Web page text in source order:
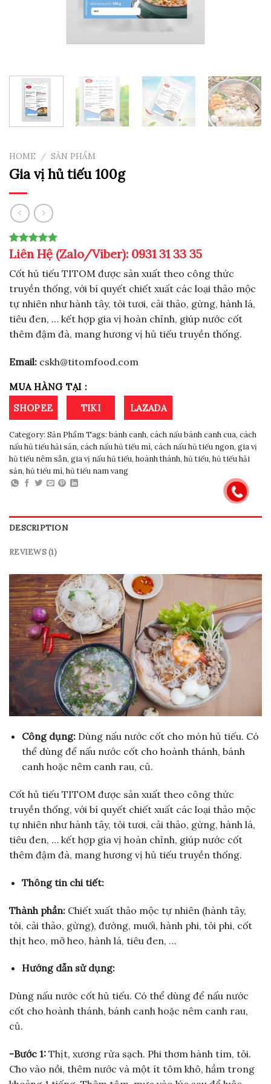
HOME / SẢN PHẨM
Gia vị hủ tiếu 100g
Rated 5.00
out of 5
based on
1
customer
rating
Liên Hệ (Zalo/Viber): 0931 31 33 35
Cốt hủ tiếu TITOM được sản xuất theo công thức
truyền thống, với bí quyết chiết xuất các loại thảo mộc
tự nhiên như hành tây, tỏi tươi, cải thảo, gừng, hành lá,
tiêu đen, … kết hợp gia vị hoàn chỉnh, giúp nước cốt
thêm đậm đà, mang hương vị hủ tiếu truyền thống.
Email: cskh@titomfood.com
MUA HÀNG TẠI :
SHOPEE
TIKI LAZADA
Category: Sản PhẩmTags: bánh canh, cách nấu bánh canh cua, cách
nấu hủ tiếu hải sản, cách nấu hủ tiếu mì, cách nấu hủ tiếu ngon, gia vị
hủ tiếu nêm sẵn, gia vị nấu hủ tiếu, hoành thánh, hủ tiếu, hủ tiếu hải
sản, hủ tiếu mì, hủ tiếu nam vang
DESCRIPTION
REVIEWS (1)
Công dụng:Dùng nấu nước cốt cho món hủ tiếu. Có
thể dùng để nấu nước cốt cho hoành thánh, bánh
canh hoặc nêm canh rau, củ.
Cốt hủ tiếu TITOM được sản xuất theo công thức
truyền thống, với bí quyết chiết xuất các loại thảo mộc
tự nhiên như hành tây, tỏi tươi, cải thảo, gừng, hành lá,
tiêu đen, … kết hợp gia vị hoàn chỉnh, giúp nước cốt
thêm đậm đà, mang hương vị hủ tiếu truyền thống.
Thông tin chi tiết:
Thành phần: Chiết xuất thảo mộc tự nhiên (hành tây,
tỏi, cải thảo, gừng), đường, muối, hành phi, tỏi phi, cốt
thịt heo, mỡ heo, hành lá, tiêu đen, …
Hướng dẫn sử dụng:
Dùng nấu nước cốt hủ tiếu. Có thể dùng để nấu nước
cốt cho hoành thánh, bánh canh hoặc nêm canh rau,
củ.
-Bước 1: Thịt, xương rửa sạch. Phi thơm hành tím, tỏi.
Cho vào nồi, thêm nước và một ít tôm khô, hầm trong